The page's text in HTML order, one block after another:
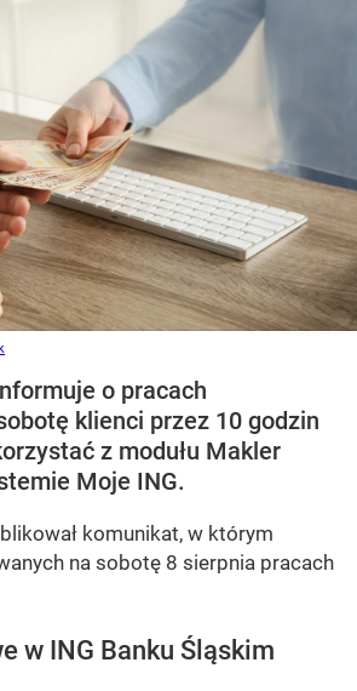
o pracach
klienci przez 10 godzin
z modułu Makler
Moje ING.
komunikat, w którym
na sobotę 8 sierpnia pracach
w ING Banku Śląskim